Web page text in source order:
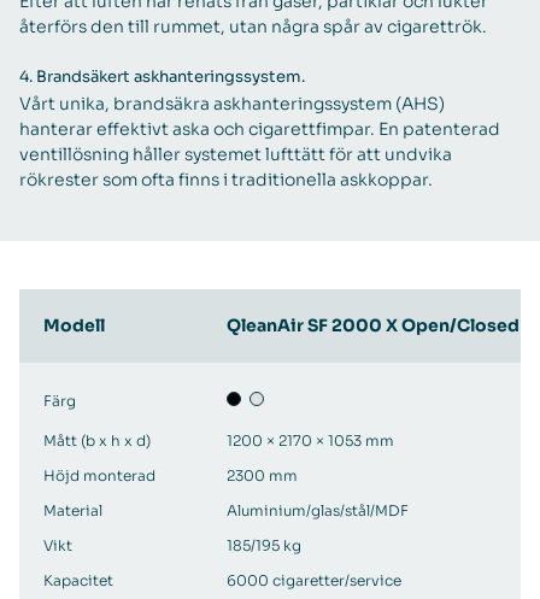
återförs den till rummet, utan några spår av cigarettrök.
4. Brandsäkert askhanteringssystem.
Vårt unika, brandsäkra askhanteringssystem (AHS)
hanterar effektivt aska och cigarettfimpar. En patenterad
ventillösning håller systemet lufttätt för att undvika
rökrester som ofta finns i traditionella askkoppar.
Modell QleanAir SF 2000 X Open/Closed
Färg
Mått (b x h x d)
1200 × 2170 × 1053 mm
Höjd monterad
2300 mm
Material
Aluminium/glas/stål/MDF
Vikt
185/195 kg
Kapacitet
6000 cigaretter/service